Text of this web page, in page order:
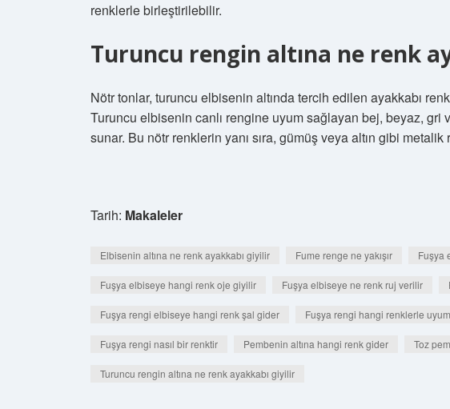
renklerle birleştirilebilir.
Turuncu rengin altına ne renk
Nötr tonlar, turuncu elbisenin altında tercih edilen ayakkabı
Turuncu elbisenin canlı rengine uyum sağlayan bej, beyaz, gri
sunar. Bu nötr renklerin yanı sıra, gümüş veya altın gibi
Tarih: Makaleler
Elbisenin altına ne renk ayakkabı giyilir Fume renge ne yakışır Fuşya
Fuşya elbiseye hangi renk oje giyilir Fuşya elbiseye ne renk ruj verilir
Fuşya rengi elbiseye hangi renk şal gider Fuşya rengi hangi renklerle
Fuşya rengi nasıl bir renktir Pembenin altına hangi renk gider Toz
Turuncu rengin altına ne renk ayakkabı giyilir